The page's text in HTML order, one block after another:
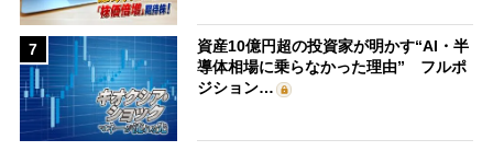
7
資産10億円超の投資家が明かす“AI・半
導体相場に乗らなかった理由” フルポ
ジション…